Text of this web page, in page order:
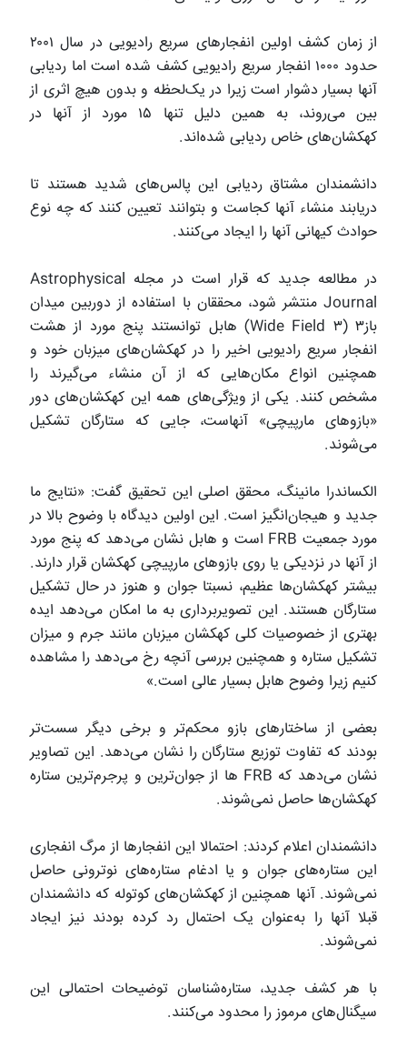
از زمان کشف اولین انفجارهای سریع رادیویی در سال ۲۰۰۱
حدود ۱۰۰۰ انفجار سریع رادیویی کشف شده است اما ردیابی
آنها بسیار دشوار است زیرا در یک‌لحظه و بدون هیچ اثری از
بین می‌روند، به همین دلیل تنها ۱۵ مورد از آنها در
کهکشان‌های خاص ردیابی شده‌اند.
دانشمندان مشتاق ردیابی این پالس‌های شدید هستند تا
دریابند منشاء آنها کجاست و بتوانند تعیین کنند که چه نوع
حوادث کیهانی آنها را ایجاد می‌کنند.
در مطالعه جدید که قرار است در مجله Astrophysical
Journal منتشر شود، محققان با استفاده از دوربین میدان
باز۳ (Wide Field ۳) هابل توانستند پنج مورد از هشت
انفجار سریع رادیویی اخیر را در کهکشان‌های میزبان خود و
همچنین انواع مکان‌هایی که از آن منشاء می‌گیرند را
مشخص کنند. یکی از ویژگی‌های همه این کهکشان‌های دور
«بازوهای مارپیچی» آنهاست، جایی که ستارگان تشکیل
می‌شوند.
الکساندرا مانینگ، محقق اصلی این تحقیق گفت: «نتایج ما
جدید و هیجان‌انگیز است. این اولین دیدگاه با وضوح بالا در
مورد جمعیت FRB است و هابل نشان می‌دهد که پنج مورد
از آنها در نزدیکی یا روی بازوهای مارپیچی کهکشان قرار دارند.
بیشتر کهکشان‌ها عظیم، نسبتا جوان و هنوز در حال تشکیل
ستارگان هستند. این تصویربرداری به ما امکان می‌دهد ایده
بهتری از خصوصیات کلی کهکشان میزبان مانند جرم و میزان
تشکیل ستاره و همچنین بررسی آنچه رخ می‌دهد را مشاهده
کنیم زیرا وضوح هابل بسیار عالی است.»
بعضی از ساختارهای بازو محکم‌تر و برخی دیگر سست‌تر
بودند که تفاوت توزیع ستارگان را نشان می‌دهد. این تصاویر
نشان می‌دهد که FRB ها از جوان‌ترین و پرجرم‌ترین ستاره
کهکشان‌ها حاصل نمی‌شوند.
دانشمندان اعلام کردند: احتمالا این انفجارها از مرگ انفجاری
این ستاره‌های جوان و یا ادغام ستاره‌های نوترونی حاصل
نمی‌شوند. آنها همچنین از کهکشان‌های کوتوله که دانشمندان
قبلا آنها را به‌عنوان یک احتمال رد کرده بودند نیز ایجاد
نمی‌شوند.
با هر کشف جدید، ستاره‌شناسان توضیحات احتمالی این
سیگنال‌های مرموز را محدود می‌کنند.